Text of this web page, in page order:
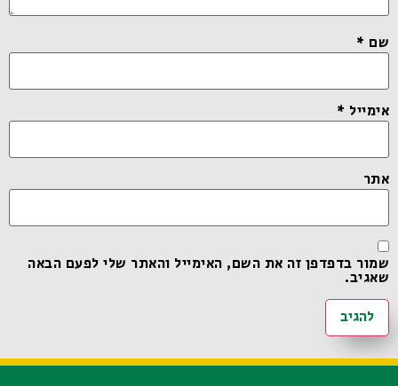
שם *
אימייל *
אתר
שמור בדפדפן זה את השם, האימייל והאתר שלי לפעם הבאה
שאגיב.